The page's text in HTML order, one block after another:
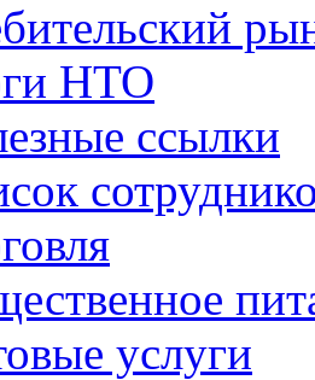
НТО
ссылки
услуги